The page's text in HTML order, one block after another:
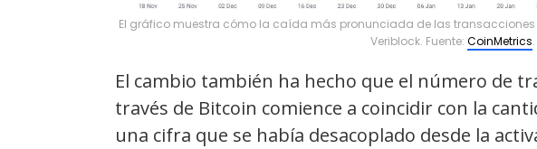
El gráfico muestra cómo la caída más pronunciada de las
Veriblock. Fuente:CoinMetrics.
El cambio también ha hecho que el número de
través de Bitcoin comience a coincidir con la
una cifra que se había desacoplado desde la